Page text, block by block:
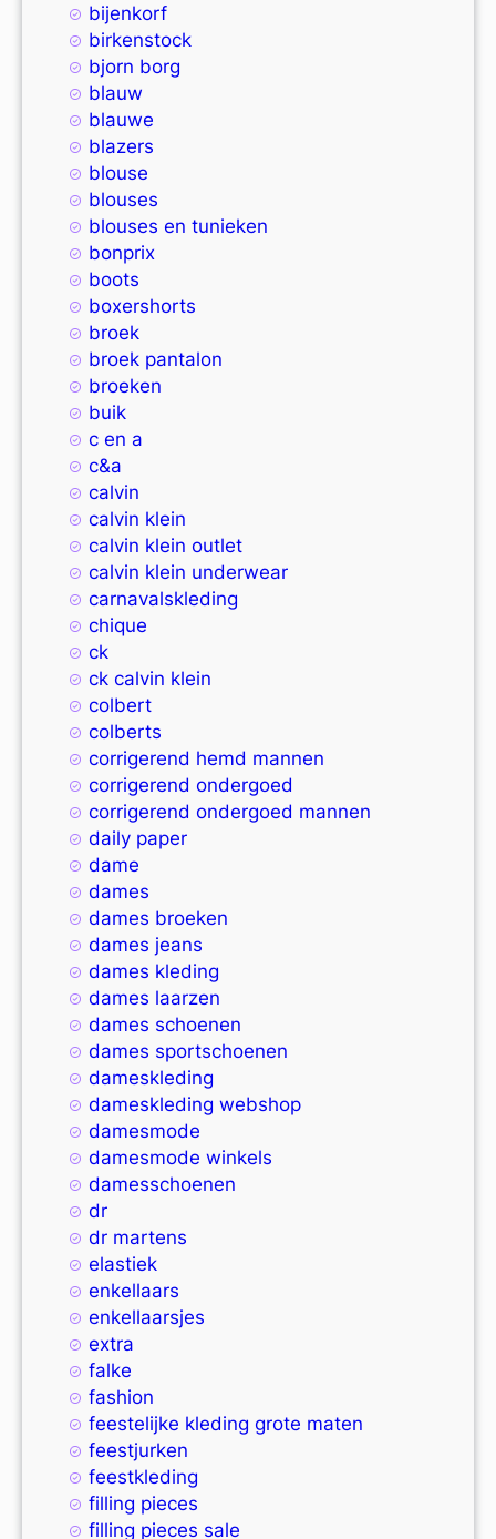
bijenkorf
birkenstock
bjorn borg
blauw
blauwe
blazers
blouse
blouses
blouses en tunieken
bonprix
boots
boxershorts
broek
broek pantalon
broeken
buik
c en a
c&a
calvin
calvin klein
calvin klein outlet
calvin klein underwear
carnavalskleding
chique
ck
ck calvin klein
colbert
colberts
corrigerend hemd mannen
corrigerend ondergoed
corrigerend ondergoed mannen
daily paper
dame
dames
dames broeken
dames jeans
dames kleding
dames laarzen
dames schoenen
dames sportschoenen
dameskleding
dameskleding webshop
damesmode
damesmode winkels
damesschoenen
dr
dr martens
elastiek
enkellaars
enkellaarsjes
extra
falke
fashion
feestelijke kleding grote maten
feestjurken
feestkleding
filling pieces
filling pieces sale